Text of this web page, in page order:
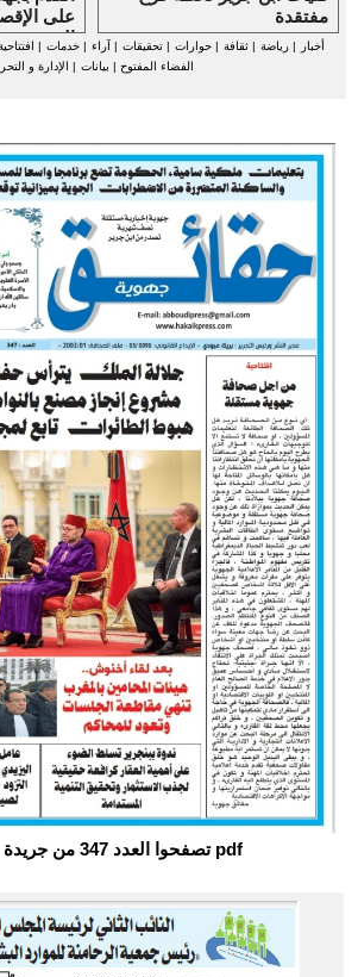
تصفحوا العدد 347 من جريدة حقائق جهوية الورقية pdf
على
الجهة
مفتقدة
أخبار |رياضة |ثقافة |حوارات |تحقيقات | آراء |خدمات |
الفضاء المفتوح | بيانات | الإدارة و